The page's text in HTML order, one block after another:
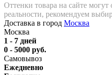
Оттенки товара на сайте могут
реальности, рекомендуем
Доставка в город Москва
Москва
1 - 7 дней
0 - 5000 руб.
Самовывоз
Ежедневно